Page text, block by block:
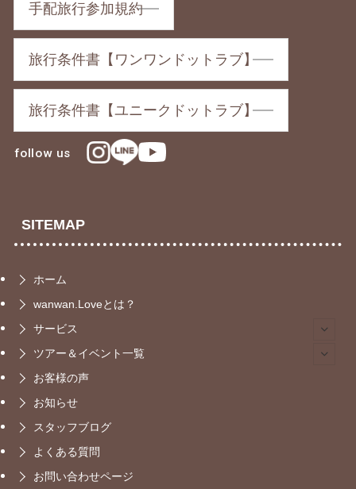
手配旅行参加規約
旅行条件書【ワンワンドットラブ】
旅行条件書【ユニークドットラブ】
follow us
SITEMAP
ホーム
wanwan.Loveとは？
サービス
ツアー＆イベント一覧
お客様の声
お知らせ
スタッフブログ
よくある質問
お問い合わせページ